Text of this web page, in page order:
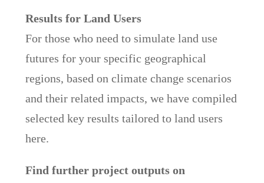
Results for Land Users
For those who need to simulate land use
futures for your specific geographical
regions, based on climate change scenarios
and their related impacts, we have compiled
selected key results tailored to land users
here.
Find further project outputs on